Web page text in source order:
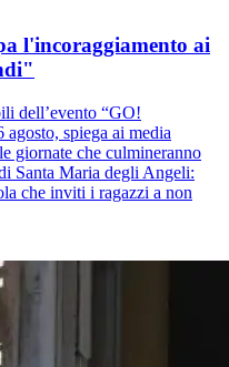
l'incoraggiamento ai
dell’evento “GO!
spiega ai media
giornate che culmineranno
Santa Maria degli Angeli:
che inviti i ragazzi a non